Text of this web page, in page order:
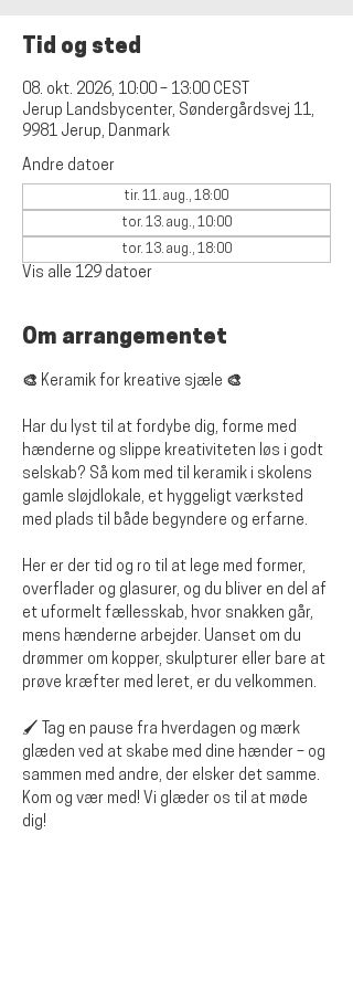
Tid og sted
08. okt. 2026, 10:00 – 13:00 CEST
Jerup Landsbycenter, Søndergårdsvej 11,
9981 Jerup, Danmark
Andre datoer
tir. 11. aug., 18:00
tor. 13. aug., 10:00
tor. 13. aug., 18:00
Vis alle 129 datoer
Om arrangementet
🎨 Keramik for kreative sjæle 🎨
Har du lyst til at fordybe dig, forme med
hænderne og slippe kreativiteten løs i godt
selskab? Så kom med til keramik i skolens
gamle sløjdlokale, et hyggeligt værksted
med plads til både begyndere og erfarne.
Her er der tid og ro til at lege med former,
overflader og glasurer, og du bliver en del af
et uformelt fællesskab, hvor snakken går,
mens hænderne arbejder. Uanset om du
drømmer om kopper, skulpturer eller bare at
prøve kræfter med leret, er du velkommen.
🖌️ Tag en pause fra hverdagen og mærk
glæden ved at skabe med dine hænder – og
sammen med andre, der elsker det samme.
Kom og vær med! Vi glæder os til at møde
dig!